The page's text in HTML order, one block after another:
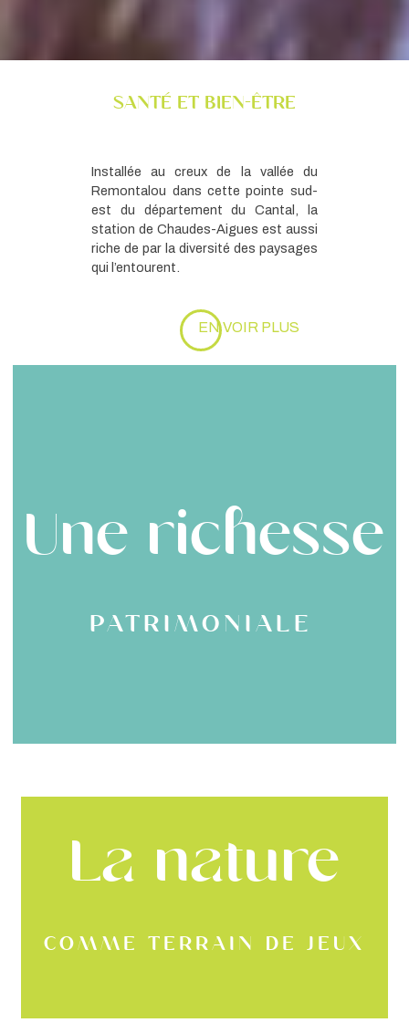
santé et bien-être
Installée au creux de la vallée du
Remontalou dans cette pointe sud-
est du département du Cantal, la
station de Chaudes-Aigues est aussi
riche de par la diversité des paysages
qui l’entourent.
EN VOIR PLUS
Une richesse
patrimoniale
La nature
comme terrain de jeux